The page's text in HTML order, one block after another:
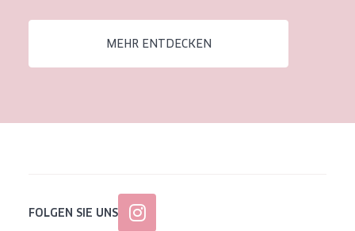
Jedes alter
Reife Haut
MEHR ENTDECKEN
FOLGEN SIE UNS